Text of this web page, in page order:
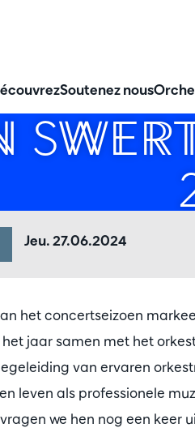
Soutenez nous
Jeu. 27.06.2024
het concertseizoen
jaar samen met het
van ervaren
leven als professionele
we hen nog een keer